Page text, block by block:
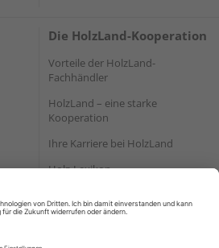
Die HolzLand-Kooperation
Vorteile der HolzLand-
Fachhändler
HolzLand – eine starke
Kooperation
Ihre Karriere bei HolzLand
Holz-Lexikon